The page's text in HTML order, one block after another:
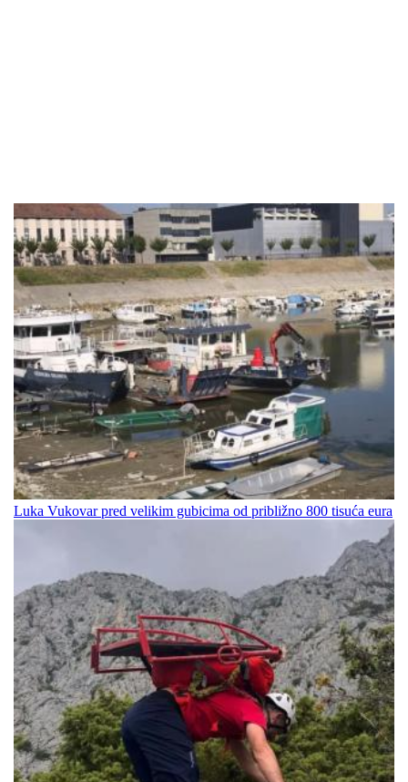
Luka Vukovar pred velikim gubicima od približno 800 tisuća eura